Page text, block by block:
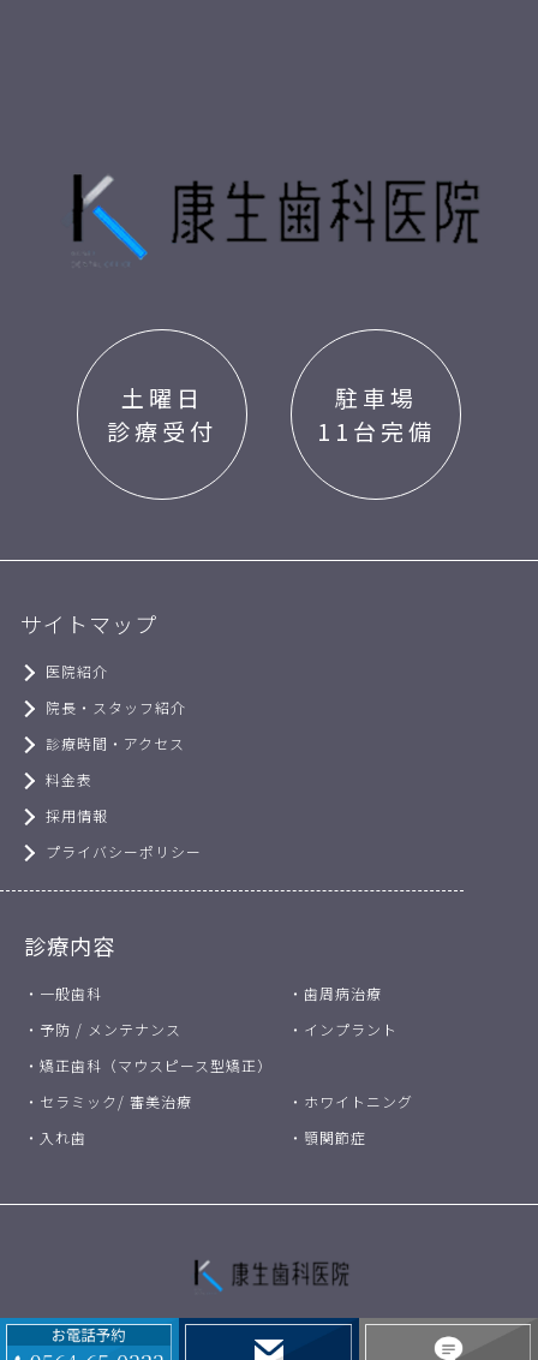
土曜日
診療受付
駐車場
11台完備
サイトマップ
医院紹介
院長・スタッフ紹介
診療時間・アクセス
料金表
採用情報
プライバシーポリシー
診療内容
・一般歯科
・歯周病治療
・予防 / メンテナンス
・インプラント
・矯正歯科（マウスピース型矯正）
・セラミック/ 審美治療
・ホワイトニング
・入れ歯
・顎関節症
Copyright © 康生歯科医院 All Rights Reserved.